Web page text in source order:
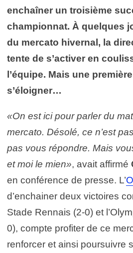
enchaîner un troisième
championnat. À quelques
du mercato hivernal, la
tente de s’activer en
l’équipe. Mais une
s’éloigner…
«On est ici pour parler du
mercato. Désolé, ce n’est
pas vous répondre. Mais
et moi le mien», avait affirmé
en conférence de presse. L’
d’enchainer deux victoires
Stade Rennais (2-0) et
0), compte profiter de ce
renforcer et ainsi poursuivre